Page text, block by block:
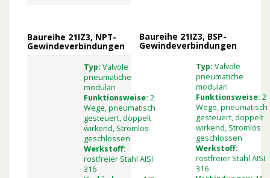
Baureihe 21IZ3, NPT-
Gewindeverbindungen
Typ: Valvole
pneumatiche
modulari
Funktionsweise: 2
Wege, pneumatisch
gesteuert, doppelt
wirkend, Stromlos
geschlossen
Werkstoff:
rostfreier Stahl AISI
316
Baureihe 21IZ3, BSP-
Gewindeverbindungen
Typ: Valvole
pneumatiche
modulari
Funktionsweise: 2
Wege, pneumatisch
gesteuert, doppelt
wirkend, Stromlos
geschlossen
Werkstoff:
rostfreier Stahl AISI
316